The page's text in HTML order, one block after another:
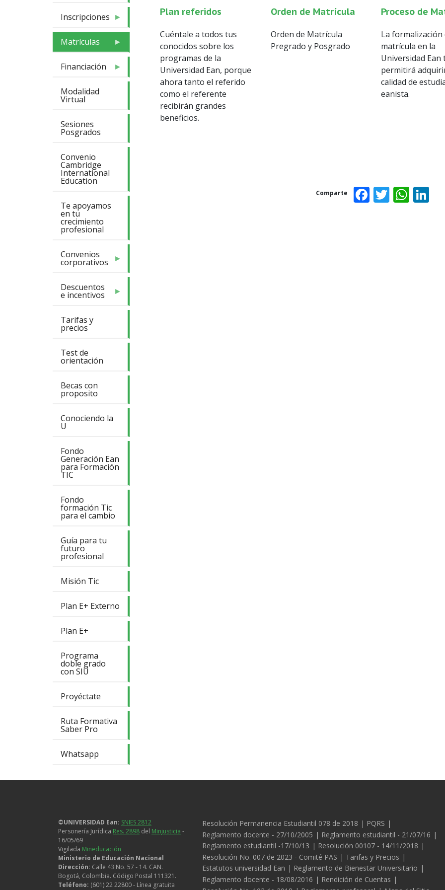
Inscripciones
Matrículas
Financiación
Modalidad
Virtual
Sesiones
Posgrados
Convenio
Cambridge
International
Education
Te apoyamos
en tu
crecimiento
profesional
Convenios
corporativos
Descuentos
e incentivos
Tarifas y
precios
Test de
orientación
Becas con
proposito
Conociendo la
U
Fondo
Generación Ean
para Formación
TIC
Fondo
formación Tic
para el cambio
Guía para tu
futuro
profesional
Misión Tic
Plan E+ Externo
Plan E+
Programa
doble grado
con SIU
Proyéctate
Ruta Formativa
Saber Pro
Whatsapp
Plan referidos
Cuéntale a todos tus
conocidos sobre los
programas de la
Universidad Ean, porque
ahora tanto el referido
como el referente
recibirán grandes
beneficios.
Orden de Matrícula
Orden de Matrícula
Pregrado y Posgrado
Proceso de
La formalización
matrícula en la
Universidad Ean
permitirá
calidad de
eanista.
Comparte Facebook
Twitter
©UNIVERSIDAD Ean: SNIES 2812
Personería Jurídica Res. 2898 del Minjusticia -
16/05/69
Vigilada Mineducación
Ministerio de Educación Nacional
Dirección: Calle 43 No. 57 - 14. CAN.
Bogotá, Colombia. Código Postal 111321.
Teléfono: (601) 22 22800 - Línea gratuita
Legales
Resolución Permanencia Estudiantil 078 de 2018
PQRS
Reglamento docente - 27/10/2005
Reglamento estudiantil - 21/07/16
Reglamento estudiantil -17/10/13
Resolución 00107 - 14/11/2018
Resolución No. 007 de 2023 - Comité PAS
Tarifas y Precios
Estatutos universidad Ean
Reglamento de Bienestar Universitario
Reglamento docente - 18/08/2016
Rendición de Cuentas